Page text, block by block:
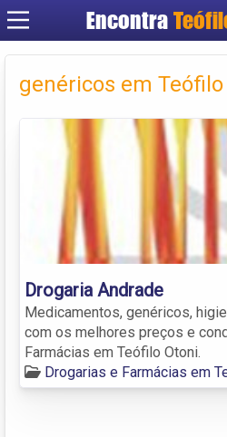
Encontra
Criar
genéricos em
Drogaria Andrade
Medicamentos, genéricos,
com os melhores preços e
Farmácias em Teófilo Otoni.
Drogarias e Farmácias em